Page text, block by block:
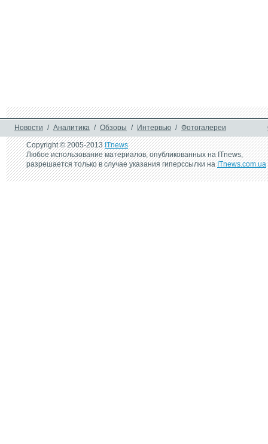
Новости / Аналитика / Обзоры / Интервью / Фотогалереи
Copyright © 2005-2013ITnews
Любое использование материалов, опубликованных на ITnews,
разрешается только в случае указания гиперссылки наITnews.com.ua